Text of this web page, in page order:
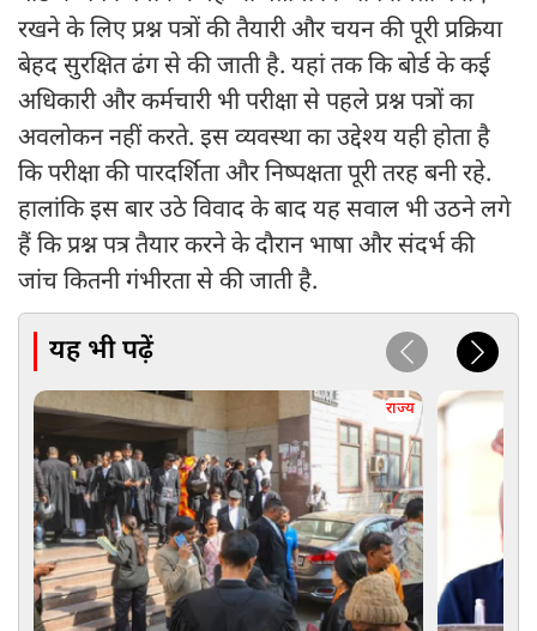
रखने के लिए प्रश्न पत्रों की तैयारी और चयन की पूरी प्रक्रिया
बेहद सुरक्षित ढंग से की जाती है. यहां तक कि बोर्ड के कई
अधिकारी और कर्मचारी भी परीक्षा से पहले प्रश्न पत्रों का
अवलोकन नहीं करते. इस व्यवस्था का उद्देश्य यही होता है
कि परीक्षा की पारदर्शिता और निष्पक्षता पूरी तरह बनी रहे.
हालांकि इस बार उठे विवाद के बाद यह सवाल भी उठने लगे
हैं कि प्रश्न पत्र तैयार करने के दौरान भाषा और संदर्भ की
जांच कितनी गंभीरता से की जाती है.
यह भी पढ़ें
राज्य